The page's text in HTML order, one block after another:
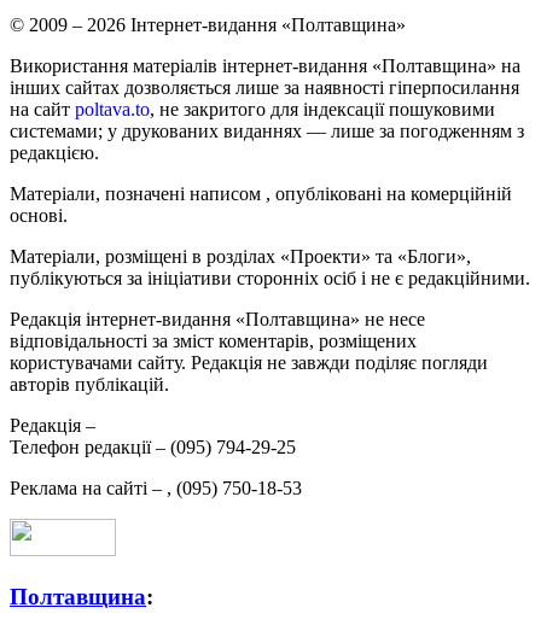
© 2009 – 2026 Інтернет-видання «Полтавщина»
Використання матеріалів інтернет-видання «Полтавщина» на
інших сайтах дозволяється лише за наявності гіперпосилання
на сайт poltava.to, не закритого для індексації пошуковими
системами; у друкованих виданнях — лише за погодженням з
редакцією.
Матеріали, позначені написом , опубліковані на комерційній
основі.
Матеріали, розміщені в розділах «Проекти» та «Блоги»,
публікуються за ініціативи сторонніх осіб і не є редакційними.
Редакція інтернет-видання «Полтавщина» не несе
відповідальності за зміст коментарів, розміщених
користувачами сайту. Редакція не завжди поділяє погляди
авторів публікацій.
Редакція –
Телефон редакції – (095) 794-29-25
Реклама на сайті – , (095) 750-18-53
Полтавщина: